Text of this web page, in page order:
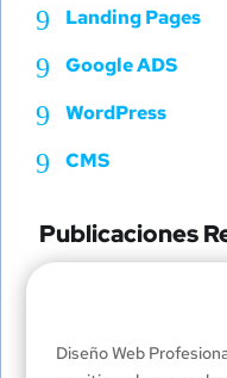
9 Landing Pages
9 Google ADS
9 WordPress
9 CMS
Publicaciones
Diseño Web